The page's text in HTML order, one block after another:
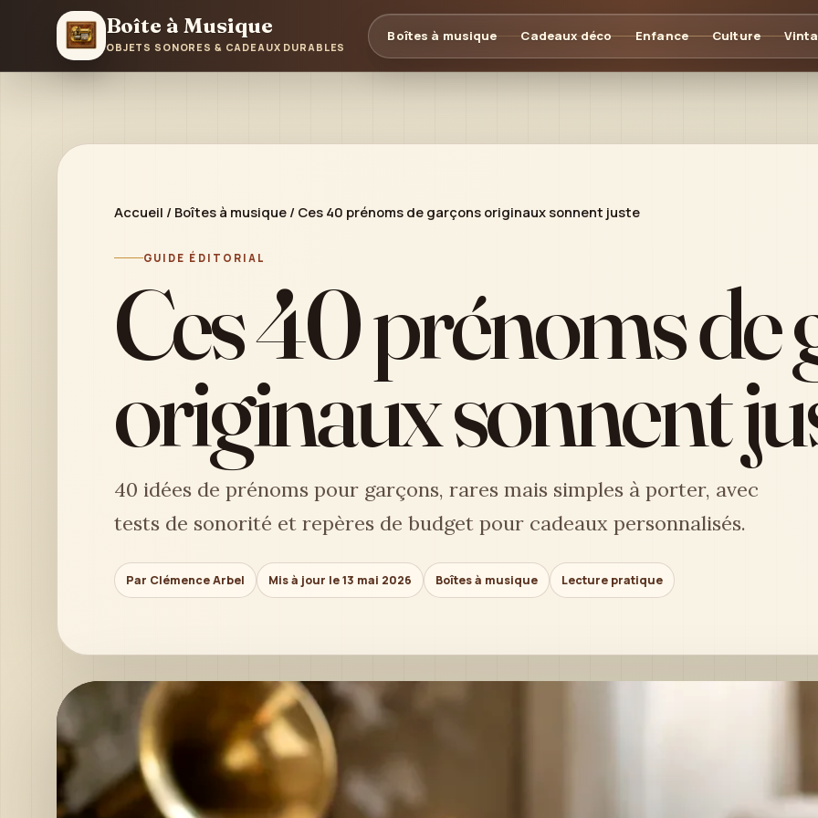
Boîte à Musique
OBJETS SONORES & CADEAUX DURABLES
Boîtes à musique Cadeaux déco Enfance Culture
Accueil / Boîtes à musique / Ces 40 prénoms de garçons originaux sonnent juste
GUIDE ÉDITORIAL
Ces 40 prénoms de
originaux sonnent
40 idées de prénoms pour garçons, rares mais simples à porter, avec
tests de sonorité et repères de budget pour cadeaux personnalisés.
Par Clémence Arbel Mis à jour le 13 mai 2026 Boîtes à musique Lecture pratique